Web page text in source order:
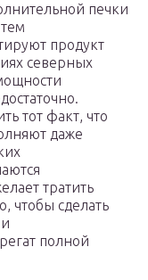
печки
продукт
северных
тот факт, что
даже
тратить
чтобы сделать
полной